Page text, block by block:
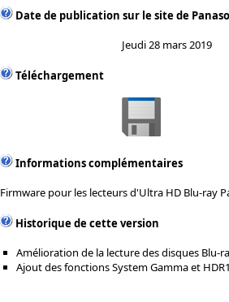
Date de publication sur le site de
Jeudi 28 mars 2019
Téléchargement
Informations complémentaires
Firmware pour les lecteurs d'Ultra HD Blu-ray
Historique de cette version
Amélioration de la lecture des disques Blu-
Ajout des fonctions System Gamma et